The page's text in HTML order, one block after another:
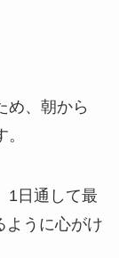
め、朝から
1日通して最
ように心がけ